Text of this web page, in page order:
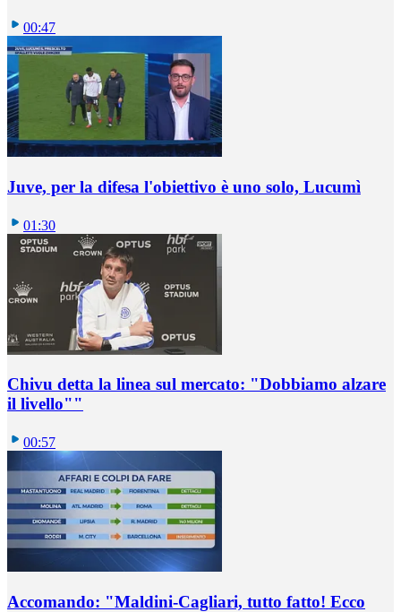
00:47
Juve, per la difesa l'obiettivo è uno solo, Lucumì
01:30
Chivu detta la linea sul mercato: "Dobbiamo alzare
il livello""
00:57
Accomando: "Maldini-Cagliari, tutto fatto! Ecco